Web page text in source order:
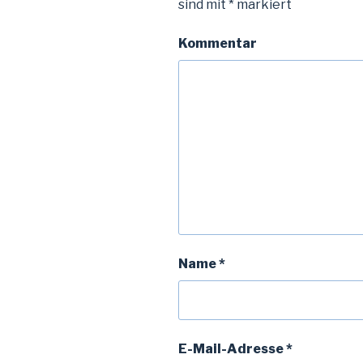
sind mit * markiert
Kommentar
Name*
E-Mail-Adresse*